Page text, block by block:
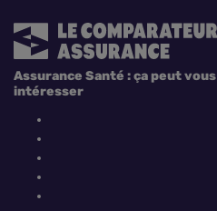
Assurance Santé : ça peut vous
intéresser